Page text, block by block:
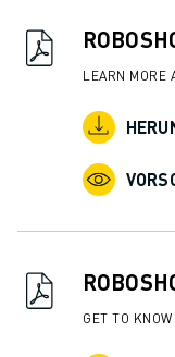
LEARN MORE
GET TO